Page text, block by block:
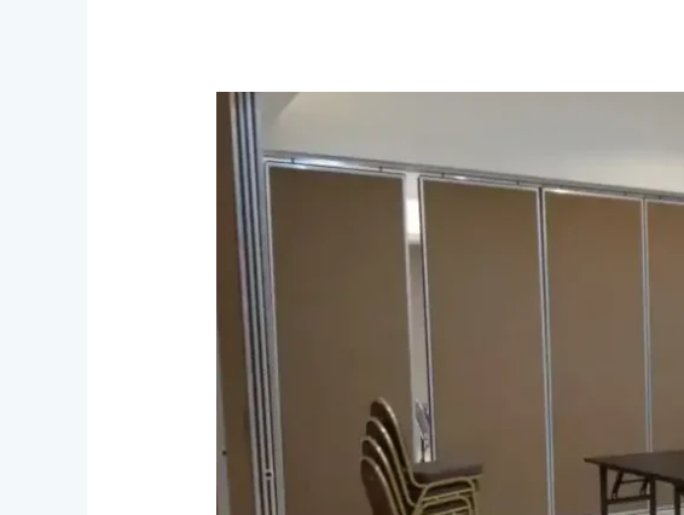
Bagaimana
Proses
Pembuatan
Partisi
Geser